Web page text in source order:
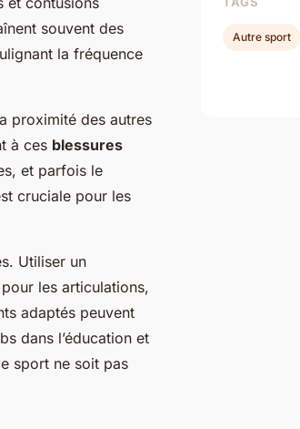
souvent des
la fréquence
proximité des autres
à ces blessures
et parfois le
cruciale pour les
Utiliser un
les articulations,
adaptés peuvent
dans l’éducation et
sport ne soit pas
Autre sport